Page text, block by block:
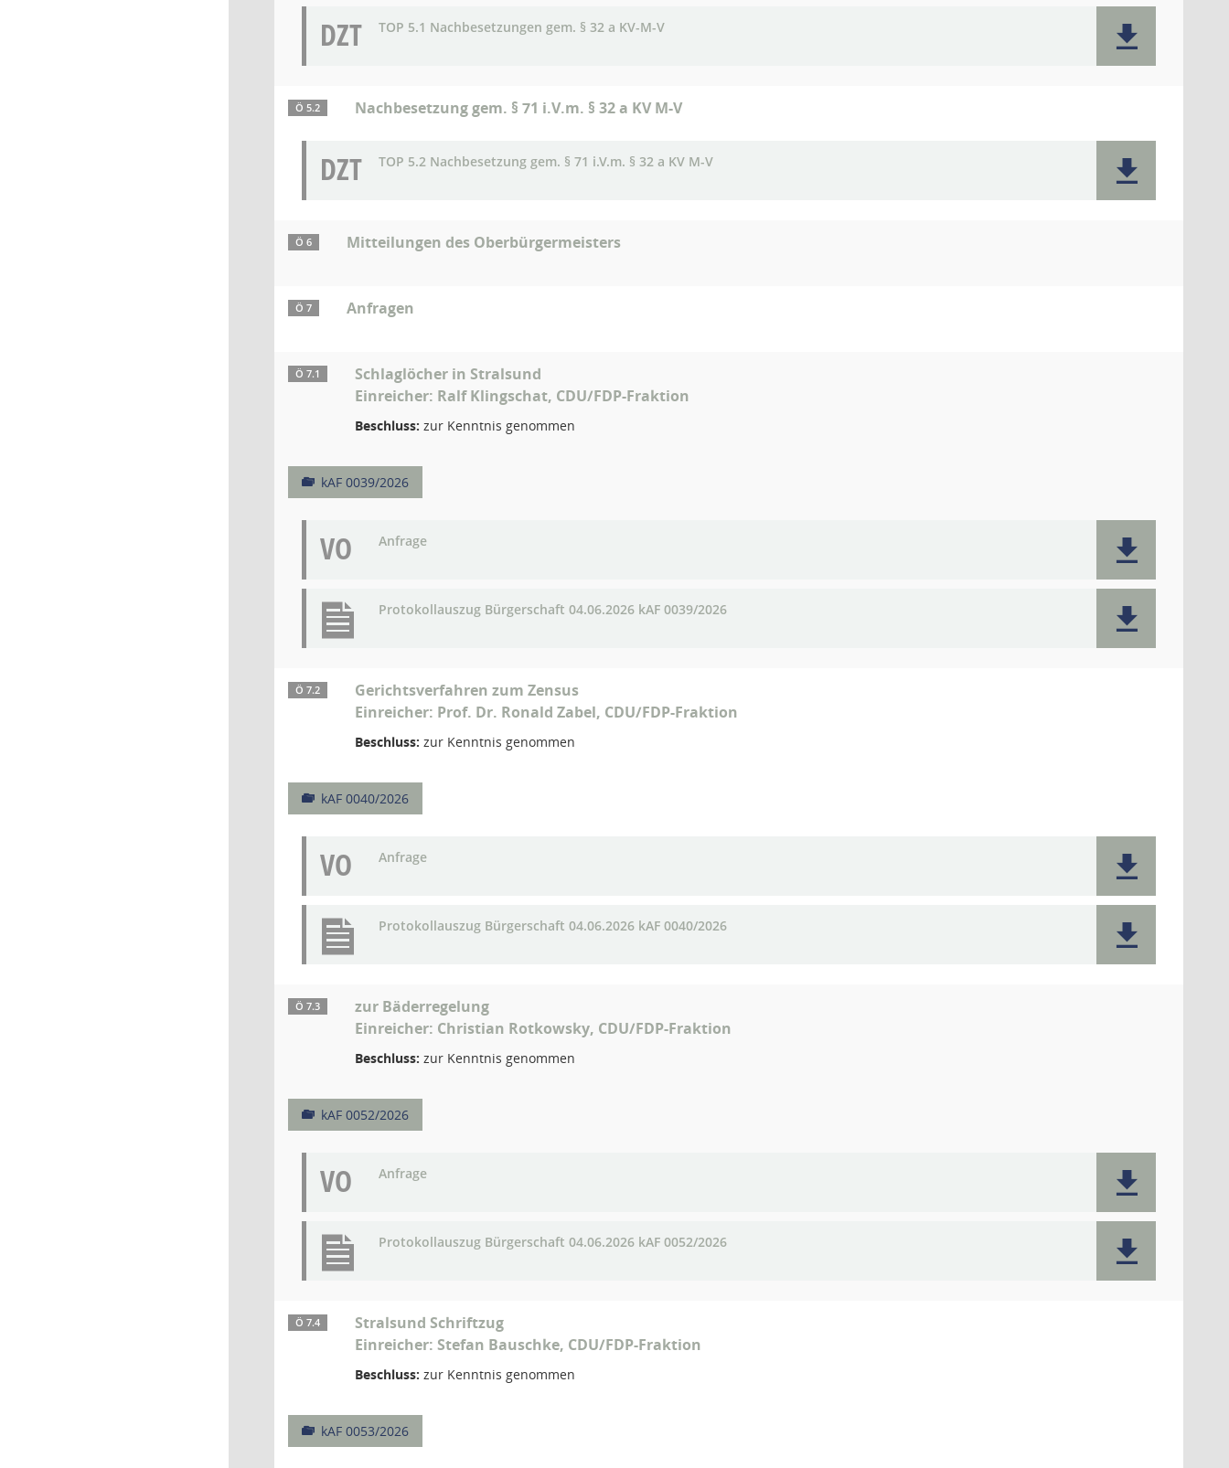
DZT TOP 5.1 Nachbesetzungen gem. § 32 a KV-M-V
Ö 5.2 Nachbesetzung gem. § 71 i.V.m. § 32 a KV M-V
DZT TOP 5.2 Nachbesetzung gem. § 71 i.V.m. § 32 a KV M-V
Ö 6 Mitteilungen des Oberbürgermeisters
Ö 7 Anfragen
Ö 7.1
Schlaglöcher in Stralsund
Einreicher: Ralf Klingschat, CDU/FDP-Fraktion
Beschluss: zur Kenntnis genommen
kAF 0039/2026
VO Anfrage
Protokollauszug Bürgerschaft 04.06.2026 kAF 0039/2026
Ö 7.2
Gerichtsverfahren zum Zensus
Einreicher: Prof. Dr. Ronald Zabel, CDU/FDP-Fraktion
Beschluss: zur Kenntnis genommen
kAF 0040/2026
VO Anfrage
Protokollauszug Bürgerschaft 04.06.2026 kAF 0040/2026
Ö 7.3
zur Bäderregelung
Einreicher: Christian Rotkowsky, CDU/FDP-Fraktion
Beschluss: zur Kenntnis genommen
kAF 0052/2026
VO Anfrage
Protokollauszug Bürgerschaft 04.06.2026 kAF 0052/2026
Ö 7.4
Stralsund Schriftzug
Einreicher: Stefan Bauschke, CDU/FDP-Fraktion
Beschluss: zur Kenntnis genommen
kAF 0053/2026